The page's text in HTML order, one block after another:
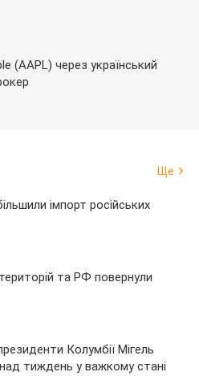
(AAPL) через український
Ще
імпорт російських
та РФ повернули
Колумбії Мігель
тиждень у важкому стані